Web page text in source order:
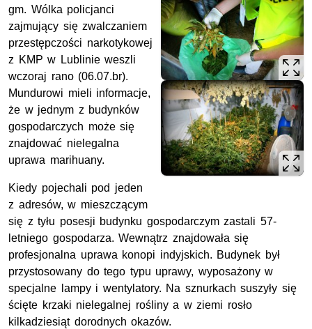
gm. Wólka policjanci
zajmujący się zwalczaniem
przestępczości narkotykowej
z KMP w Lublinie weszli
wczoraj rano (06.07.br).
Mundurowi mieli informacje,
że w jednym z budynków
gospodarczych może się
znajdować nielegalna
uprawa marihuany.
Kiedy pojechali pod jeden
z adresów, w mieszczącym
się z tyłu posesji budynku gospodarczym zastali 57-
letniego gospodarza. Wewnątrz znajdowała się
profesjonalna uprawa konopi indyjskich. Budynek był
przystosowany do tego typu uprawy, wyposażony w
specjalne lampy i wentylatory. Na sznurkach suszyły się
ścięte krzaki nielegalnej rośliny a w ziemi rosło
kilkadziesiąt dorodnych okazów.